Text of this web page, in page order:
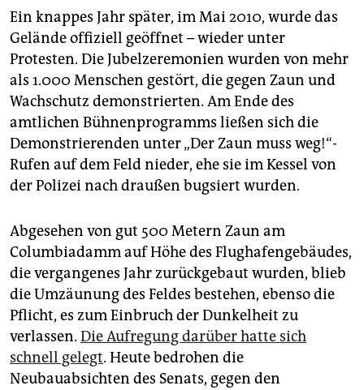
Ein knappes Jahr später, im Mai 2010, wurde das
Gelände offiziell geöffnet – wieder unter
Protesten. Die Jubelzeremonien wurden von mehr
als 1.000 Menschen gestört, die gegen Zaun und
Wachschutz demonstrierten. Am Ende des
amtlichen Bühnenprogramms ließen sich die
Demonstrierenden unter „Der Zaun muss weg!“-
Rufen auf dem Feld nieder, ehe sie im Kessel von
der Polizei nach draußen bugsiert wurden.
Abgesehen von gut 500 Metern Zaun am
Columbiadamm auf Höhe des Flughafengebäudes,
die vergangenes Jahr zurückgebaut wurden, blieb
die Umzäunung des Feldes bestehen, ebenso die
Pflicht, es zum Einbruch der Dunkelheit zu
verlassen. Die Aufregung darüber hatte sich
schnell gelegt. Heute bedrohen die
Neubauabsichten des Senats, gegen den